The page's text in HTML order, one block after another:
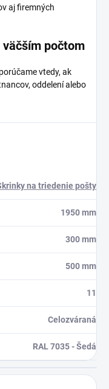
aj firemných
počtom
vtedy, ak
oddelení alebo
na triedenie pošty
1950 mm
300 mm
500 mm
11
Celozváraná
RAL 7035 - Šedá